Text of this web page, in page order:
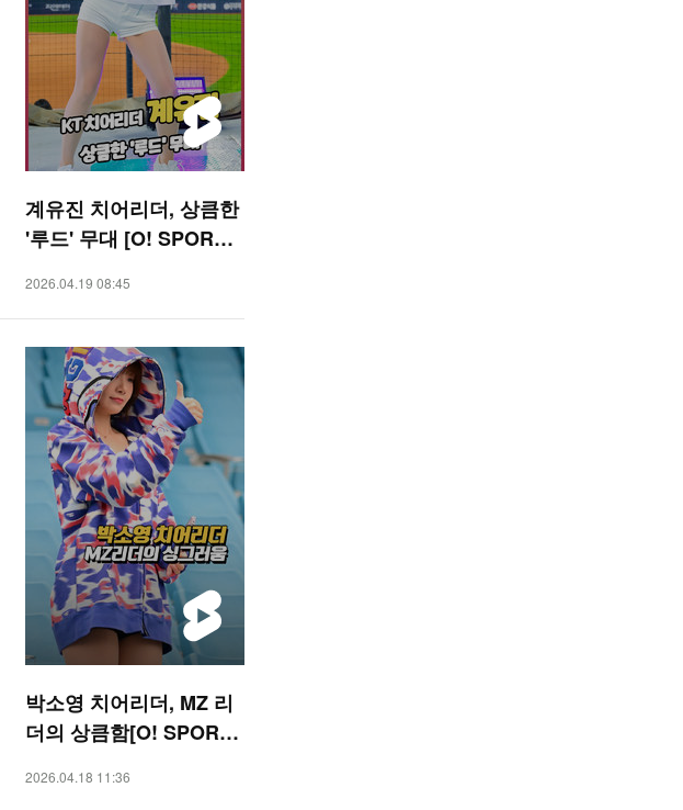
계유진 치어리더, 상큼한
'루드' 무대 [O! SPORTS
2026.04.19 08:45
박소영 치어리더, MZ 리
더의 상큼함[O! SPORTS
2026.04.18 11:36